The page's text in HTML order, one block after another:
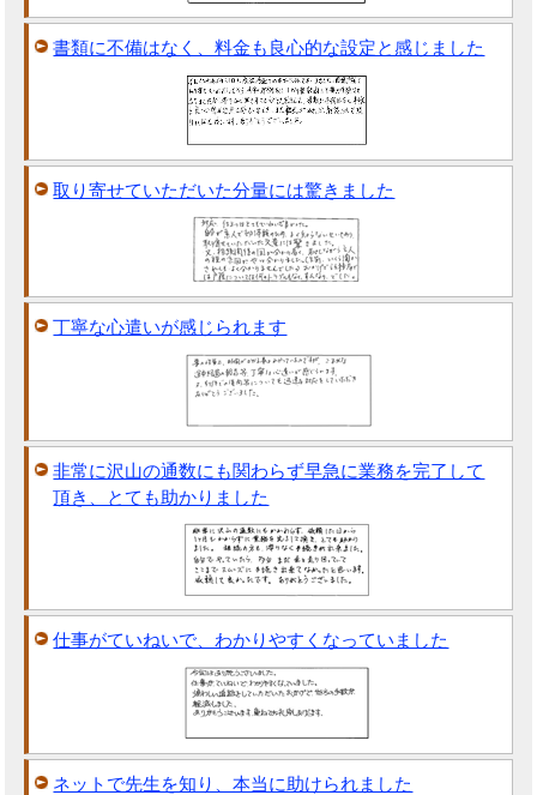
書類に不備はなく、料金も良心的な設定と感じました
取り寄せていただいた分量には驚きました
丁寧な心遣いが感じられます
非常に沢山の通数にも関わらず早急に業務を完了して
頂き、とても助かりました
仕事がていねいで、わかりやすくなっていました
ネットで先生を知り、本当に助けられました